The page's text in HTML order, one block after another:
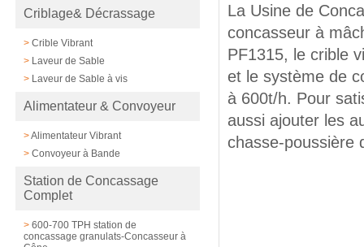
Criblage& Décrassage
>Crible Vibrant
> Laveur de Sable
> Laveur de Sable à vis
Alimentateur & Convoyeur
>Alimentateur Vibrant
>Convoyeur à Bande
Station de Concassage
Complet
>600-700 TPH station de
concassage granulats-Concasseur à
La Usine de
concasseur à
PF1315, le crible
et le système de
à 600t/h. Pour
aussi ajouter les
chasse-poussière